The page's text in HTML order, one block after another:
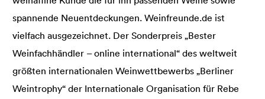
spannende Neuentdeckungen. Weinfreunde.de ist
vielfach ausgezeichnet. Der Sonderpreis „Bester
Weinfachhändler – online international“ des weltweit
größten internationalen Weinwettbewerbs „Berliner
Weintrophy“ der Internationale Organisation für Rebe